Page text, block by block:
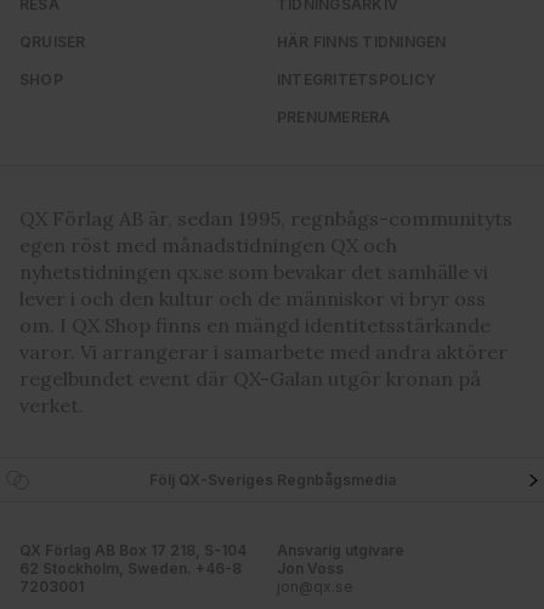
RESA
QRUISER
SHOP
TIDNINGSARKIV
HÄR FINNS TIDNINGEN
INTEGRITETSPOLICY
PRENUMERERA
QX Förlag AB är, sedan 1995, regnbågs-communityts
egen röst med månadstidningen QX och
nyhetstidningen qx.se som bevakar det samhälle vi
lever i och den kultur och de människor vi bryr oss
om. I QX Shop finns en mängd identitetsstärkande
varor. Vi arrangerar i samarbete med andra aktörer
regelbundet event där QX-Galan utgör kronan på
verket.
Följ QX-Sveriges Regnbågsmedia
QX Förlag AB Box 17 218, S-104
62 Stockholm, Sweden. +46-8
7203001
Ansvarig utgivare
Jon Voss
jon@qx.se